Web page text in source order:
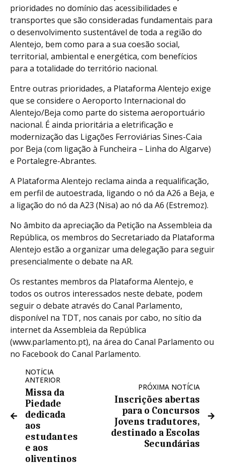
prioridades no domínio das acessibilidades e
transportes que são consideradas fundamentais para
o desenvolvimento sustentável de toda a região do
Alentejo, bem como para a sua coesão social,
territorial, ambiental e energética, com benefícios
para a totalidade do território nacional.
Entre outras prioridades, a Plataforma Alentejo exige
que se considere o Aeroporto Internacional do
Alentejo/Beja como parte do sistema aeroportuário
nacional. É ainda prioritária a eletrificação e
modernização das Ligações Ferroviárias Sines-Caia
por Beja (com ligação à Funcheira – Linha do Algarve)
e Portalegre-Abrantes.
A Plataforma Alentejo reclama ainda a requalificação,
em perfil de autoestrada, ligando o nó da A26 a Beja, e
a ligação do nó da A23 (Nisa) ao nó da A6 (Estremoz).
No âmbito da apreciação da Petição na Assembleia da
República, os membros do Secretariado da Plataforma
Alentejo estão a organizar uma delegação para seguir
presencialmente o debate na AR.
Os restantes membros da Plataforma Alentejo, e
todos os outros interessados neste debate, podem
seguir o debate através do Canal Parlamento,
disponível na TDT, nos canais por cabo, no sítio da
internet da Assembleia da República
(www.parlamento.pt), na área do Canal Parlamento ou
no Facebook do Canal Parlamento.
NOTÍCIA
ANTERIOR
Missa da
Piedade
dedicada
aos
estudantes
e aos
oliventinos
PRÓXIMA NOTÍCIA
Inscrições abertas
para o Concursos
Jovens tradutores,
destinado a Escolas
Secundárias